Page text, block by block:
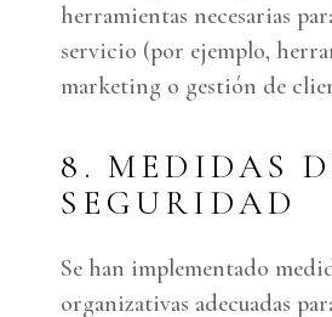
herramientas necesarias
servicio (por ejemplo,
marketing o gestión de
8. MEDIDAS
SEGURIDAD
Se han implementado
organizativas adecuadas